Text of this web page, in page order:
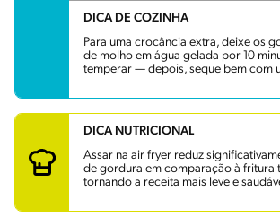
DICA DE COZINHA
Para uma crocância extra, deixe os
de molho em água gelada por 10
temperar — depois, seque bem com
DICA NUTRICIONAL
Assar na air fryer reduz
de gordura em comparação à fritura
tornando a receita mais leve e